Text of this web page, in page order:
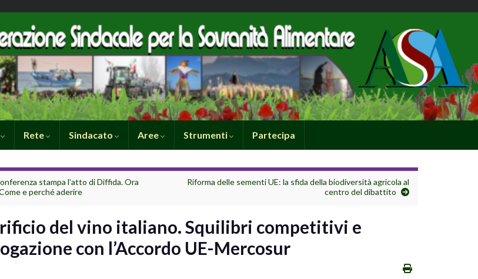
Rete Sindacato Aree Strumenti Partecipa
stampa l’atto di Diffida. Ora
e perché aderire
Riforma delle sementi UE: la sfida della biodiversità agricola al
centro del dibattito
del vino italiano. Squilibri competitivi e
con l’Accordo UE-Mercosur